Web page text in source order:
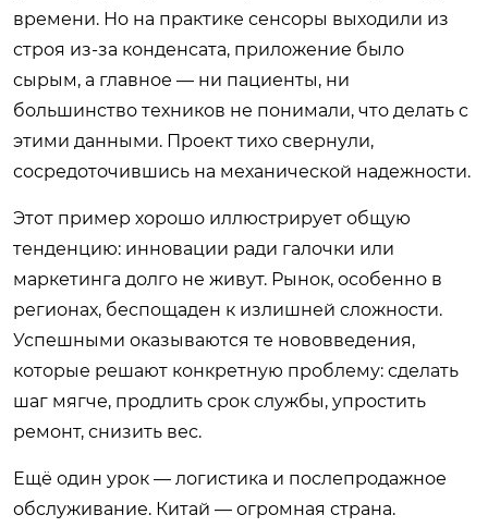
времени. Но на практике сенсоры выходили из
строя из-за конденсата, приложение было
сырым, а главное — ни пациенты, ни
большинство техников не понимали, что делать с
этими данными. Проект тихо свернули,
сосредоточившись на механической надежности.
Этот пример хорошо иллюстрирует общую
тенденцию: инновации ради галочки или
маркетинга долго не живут. Рынок, особенно в
регионах, беспощаден к излишней сложности.
Успешными оказываются те нововведения,
которые решают конкретную проблему: сделать
шаг мягче, продлить срок службы, упростить
ремонт, снизить вес.
Ещё один урок — логистика и послепродажное
обслуживание. Китай — огромная страна.